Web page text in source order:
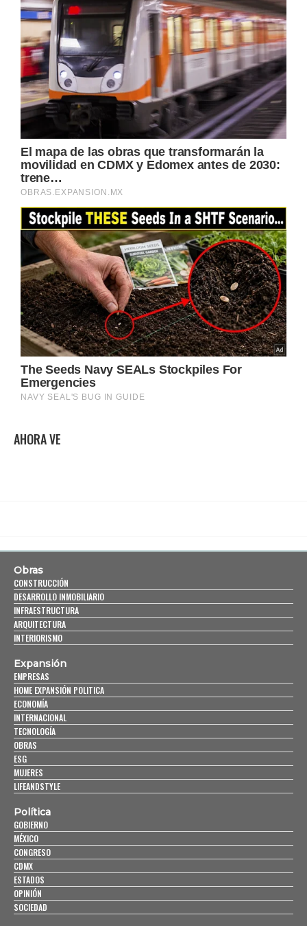
AHORA VE
Obras
CONSTRUCCIÓN
DESARROLLO INMOBILIARIO
INFRAESTRUCTURA
ARQUITECTURA
INTERIORISMO
Expansión
EMPRESAS
HOME EXPANSIÓN POLITICA
ECONOMÍA
INTERNACIONAL
TECNOLOGÍA
OBRAS
ESG
MUJERES
LIFEANDSTYLE
Política
GOBIERNO
MÉXICO
CONGRESO
CDMX
ESTADOS
OPINIÓN
SOCIEDAD